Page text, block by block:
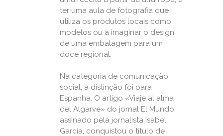
ter uma aula de fotografia que
utiliza os produtos locais como
modelos ou a imaginar o design
de uma embalagem para um
doce regional.
Na categoria de comunicação
social, a distinção foi para
Espanha. O artigo «Viaje al alma
del Algarve» do jornal El Mundo,
assinado pela jornalista Isabel
García, conquistou o título de